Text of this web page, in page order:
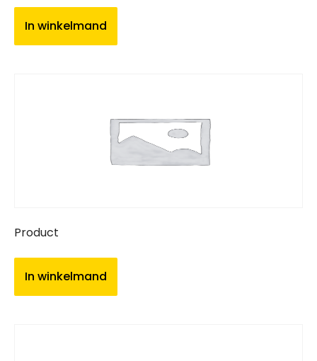
In winkelmand
Product
In winkelmand